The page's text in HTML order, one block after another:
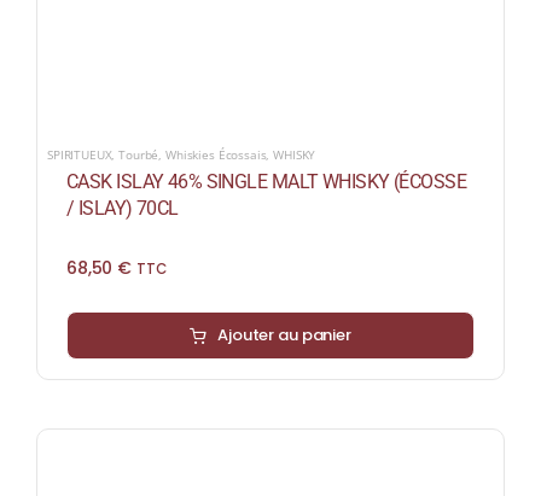
SPIRITUEUX,Tourbé, Whiskies Écossais,WHISKY
CASK ISLAY 46% SINGLE MALT WHISKY (ÉCOSSE
/ ISLAY) 70CL
68,50 € TTC
Ajouter au panier